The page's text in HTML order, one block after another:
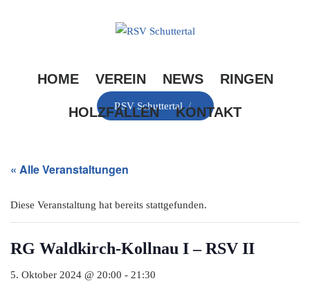
HOME VEREIN NEWS RINGEN
HOLZFÄLLEN KONTAKT
RSV Schuttertal /
« Alle Veranstaltungen
Diese Veranstaltung hat bereits stattgefunden.
RG Waldkirch-Kollnau I – RSV II
5. Oktober 2024 @ 20:00 - 21:30